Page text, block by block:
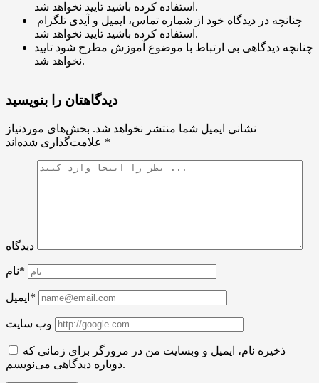
استفاده کرده باشید تایید نخواهد شد.
استفاده کرده باشید تایید نخواهد شد.
چنانچه دیدگاهی بی ارتباط با موضوع آموزش مطرح شود تایید
نخواهد شد.
دیدگاهتان را بنویسید
نشانی ایمیل شما منتشر نخواهد شد. بخش‌های موردنیاز
*
دیدگاه
نام*
ایمیل*
وب سایت
ذخیره نام، ایمیل و وبسایت من در مرورگر برای زمانی که
دوباره دیدگاهی می‌نویسم.